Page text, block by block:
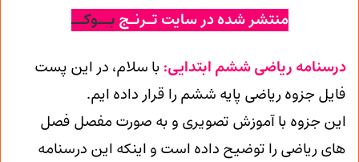
منتشر شده در سایت تـرنـج بــوکــ
درسنامه ریاضی ششم ابتدایی: با سلام، در این پست
فایل جزوه ریاضی پایه ششم را قرار داده ایم.
این جزوه با آموزش تصویری و به صورت مفصل فصل
های ریاضی را توضیح داده است و اینکه این درسنامه